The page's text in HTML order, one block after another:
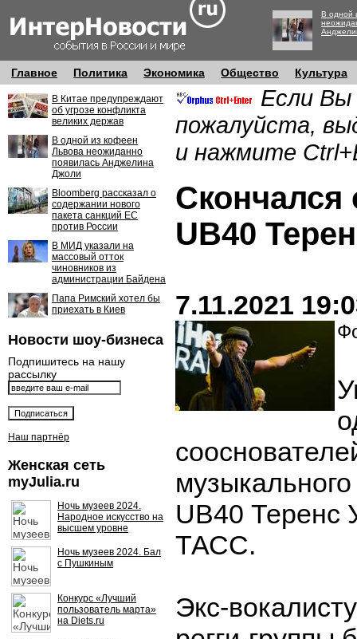
В одной
Главное Политика Экономика Общество Культура
В Китае предупреждают
об угрозе конфликта
великих держав
В одной из кофеен
Львова неожиданно
появилась Анджелина
Джоли
Bloomberg рассказал о
содержании нового
пакета санкций ЕС
против России
В МИД указали на
массовый отток
чиновников из
администрации Байдена
Папа Римский хотел бы
приехать в Киев
Новости шоу-бизнеса
Подпишитесь на нашу
рассылку
Наш партнёр
Женская сеть
myJulia.ru
Ночь музеев 2024.
Народное искусство на
высшем уровне
Ночь музеев 2024. Бал
с Пушкиным
Конкурс «Лучший
пользователь марта»
на Diets.ru
Если Вы
пожалуйста,
и нажмите
Скончался
UB40
7.11.2021
UB40 Теренс
ТАСС.
Экс-